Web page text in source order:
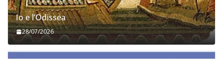
Io e l’Odissea
28/07/2026